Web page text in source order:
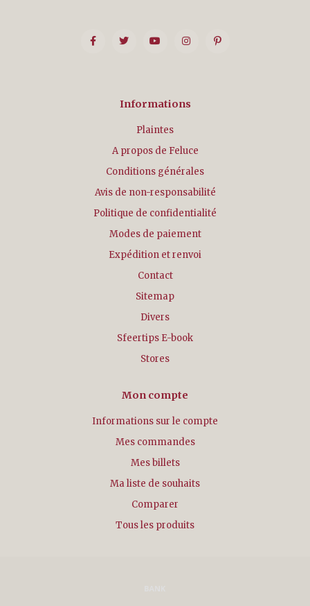
Informations
Plaintes
A propos de Feluce
Conditions générales
Avis de non-responsabilité
Politique de confidentialité
Modes de paiement
Expédition et renvoi
Contact
Sitemap
Divers
Sfeertips E-book
Stores
Mon compte
Informations sur le compte
Mes commandes
Mes billets
Ma liste de souhaits
Comparer
Tous les produits